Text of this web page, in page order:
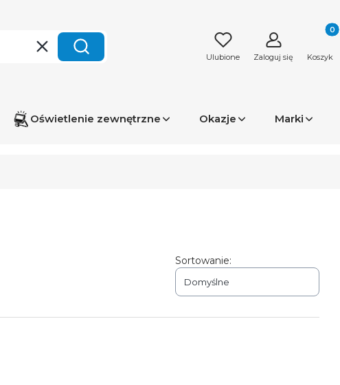
WyczyśćSzukaj Ulubione Zaloguj się Koszyk
Oświetlenie zewnętrzne Okazje Marki
Sortowanie:
Domyślne